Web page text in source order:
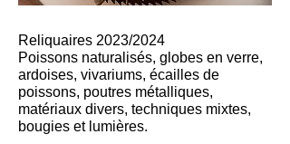
Reliquaires 2023/2024
Poissons naturalisés, globes en verre,
ardoises, vivariums, écailles de
poissons, poutres métalliques,
matériaux divers, techniques mixtes,
bougies et lumières.